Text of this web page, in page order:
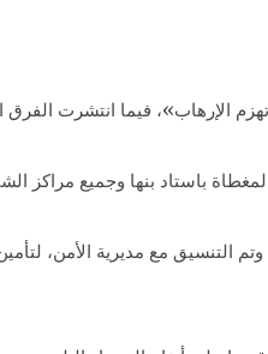
الإرهاب»، فيما انتشرت الفرق
باستاد بنها وجميع مراكز
مع مديرية الأمن،